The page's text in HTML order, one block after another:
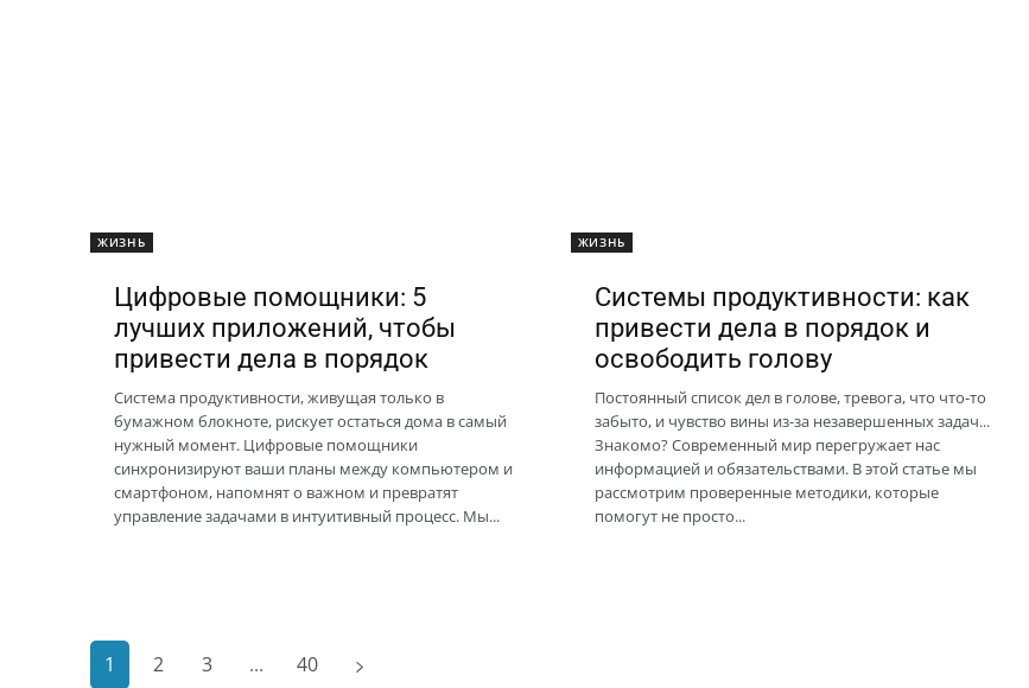
ЖИЗНЬ
Цифровые помощники: 5
лучших приложений, чтобы
привести дела в порядок
Система продуктивности, живущая только в
бумажном блокноте, рискует остаться дома в самый
нужный момент. Цифровые помощники
синхронизируют ваши планы между компьютером и
смартфоном, напомнят о важном и превратят
управление задачами в интуитивный процесс. Мы...
ЖИЗНЬ
Системы продуктивности: как
привести дела в порядок и
освободить голову
Постоянный список дел в голове, тревога, что что-то
забыто, и чувство вины из-за незавершенных задач...
Знакомо? Современный мир перегружает нас
информацией и обязательствами. В этой статье мы
рассмотрим проверенные методики, которые
помогут не просто...
1 2 3 ... 40